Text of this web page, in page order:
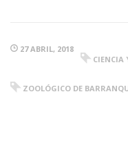
27 ABRIL, 2018
CIENCIA
ZOOLÓGICO DE